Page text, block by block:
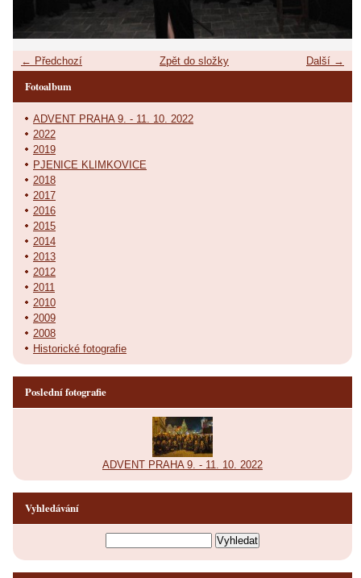
← Předchozí Další →
Zpět do složky
Fotoalbum
ADVENT PRAHA 9. - 11. 10. 2022
2022
2019
PJENICE KLIMKOVICE
2018
2017
2016
2015
2014
2013
2012
2011
2010
2009
2008
Historické fotografie
Poslední fotografie
ADVENT PRAHA 9. - 11. 10. 2022
Vyhledávání